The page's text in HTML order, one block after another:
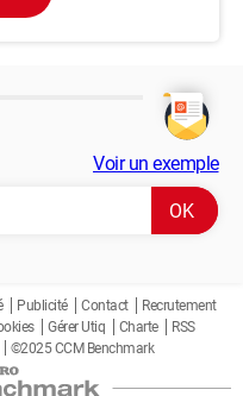
Voir un exemple
Publicité Contact
Recrutement
Gérer Utiq Charte
RSS
©2025 CCM Benchmark